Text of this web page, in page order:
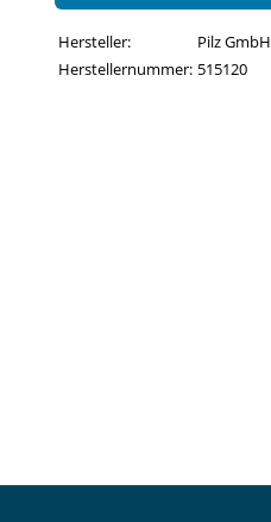
Hersteller:
Pilz GmbH
Herstellernummer: 515120